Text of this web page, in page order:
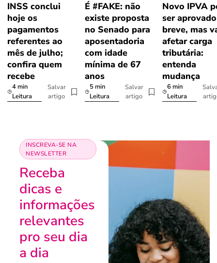
INSS conclui
hoje os
pagamentos
referentes ao
mês de julho;
confira quem
recebe
4 min
Leitura
Salvar
artigo
É #FAKE: não
existe proposta
no Senado para
aposentadoria
com idade
mínima de 67
anos
5 min
Leitura
Salvar
artigo
Novo IPVA
ser
breve, mas
afetar carga
tributária:
entenda
mudança
6 min
Leitura
INSCREVA-SE NA
NEWSLETTER
Receba
dicas e
informações
relevantes
pro seu dia
a dia